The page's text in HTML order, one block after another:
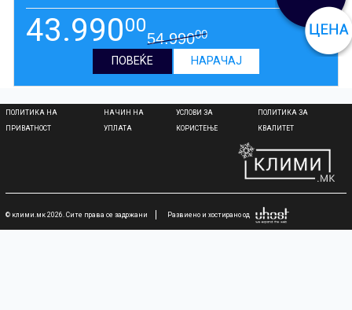
43.99000
54.99000
ПОВЕЌЕ НАРАЧАЈ
ПОЛИТИКА НА
ПРИВАТНОСТ
НАЧИН НА
УПЛАТА
УСЛОВИ ЗА
КОРИСТЕЊЕ
ПОЛИТИКА ЗА
КВАЛИТЕТ
© клими.мк 2026. Сите права се задржани Развиено и хостирано од